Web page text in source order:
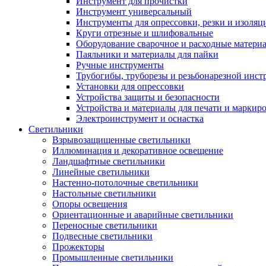
Инструмент универсальный
Инструменты для опрессовки, резки и
Круги отрезные и шлифовальные
Оборудование сварочное и расходные
Паяльники и материалы для пайки
Ручные инструменты
Трубогибы, труборезы и резьбонарезной
Установки для опрессовки
Устройства защиты и безопасности
Устройства и материалы для печати и
Электроинструмент и оснастка
Светильники
Взрывозащищенные светильники
Иллюминация и декоративное освещение
Ландшафтные светильники
Линейные светильники
Настенно-потолочные светильники
Настольные светильники
Опоры освещения
Ориентационные и аварийные светильники
Переносные светильники
Подвесные светильники
Прожекторы
Промышленные светильники